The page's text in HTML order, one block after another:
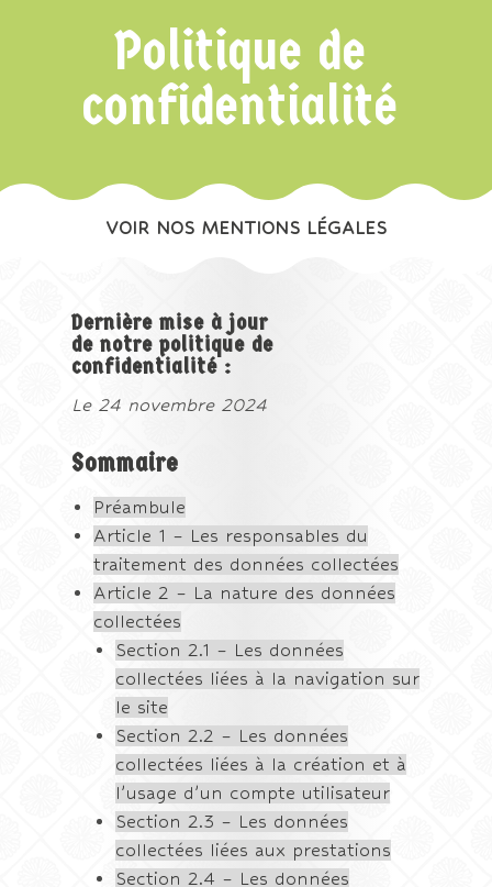
Politique de
confidentialité
VOIR NOS MENTIONS LÉGALES
Dernière mise à jour
de notre politique de
confidentialité :
Le 24 novembre 2024
Sommaire
Préambule
Article 1 – Les responsables du
traitement des données collectées
Article 2 – La nature des données
collectées
Section 2.1 – Les données
collectées liées à la navigation sur
le site
Section 2.2 – Les données
collectées liées à la création et à
l’usage d’un compte utilisateur
Section 2.3 – Les données
collectées liées aux prestations
Section 2.4 – Les données